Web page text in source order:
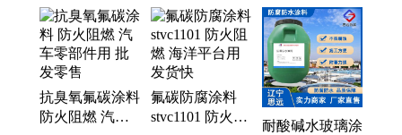
渗透结晶型防水、乙烯基酯防腐防水涂料、LM复合
防腐防水涂料、无溶剂弹性防腐涂料、复合防腐防水
涂料、聚氨酯防腐防水涂料、硅橡胶防腐防水涂料、
乙烯基酯复合防腐防水、LV高分子聚合物防腐、三
防一体弹性防腐防水、改性硅氧烷高性能防腐
抗臭氧氟碳涂料
防火阻燃 汽车
氟碳防腐涂料
stvc1101 防火阻
耐酸碱水玻璃涂